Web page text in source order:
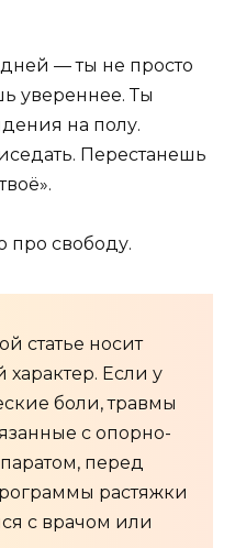
— ты не просто
увереннее. Ты
на полу.
Перестанешь
про свободу.
статье носит
Если у
боли, травмы
с опорно-
перед
растяжки
с врачом или